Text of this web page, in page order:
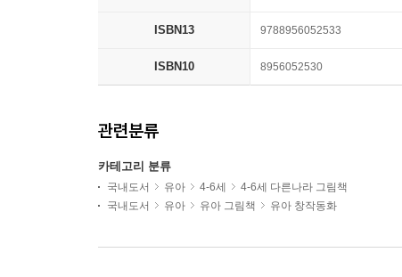
ISBN13 9788956052533
ISBN10 8956052530
관련분류
카테고리 분류
국내도서 유아 4-6세
4-6세 다른나라 그림책
국내도서
유아 유아 그림책 유아 창작동화